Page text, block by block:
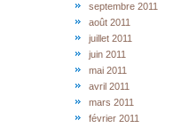
septembre 2011
août 2011
juillet 2011
juin 2011
mai 2011
avril 2011
mars 2011
février 2011